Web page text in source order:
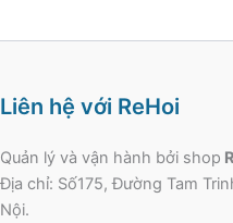
Liên hệ với ReHoi
Quản lý và vận hành bởi shop
Địa chỉ: Số175, Đường Tam
Nội.